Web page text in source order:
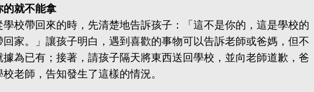
就不能拿
校帶回來的時，先清楚地告訴孩子：「這不是你的，這是學校的
家。」讓孩子明白，遇到喜歡的事物可以告訴老師或爸媽，但不
為已有；接著，請孩子隔天將東西送回學校，並向老師道歉，爸
老師，告知發生了這樣的情況。